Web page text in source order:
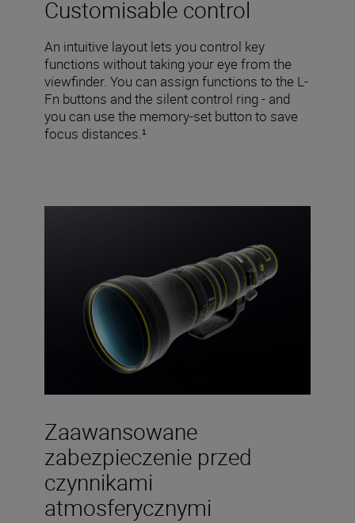
Customisable control
An intuitive layout lets you control key
functions without taking your eye from the
viewfinder. You can assign functions to the L-
Fn buttons and the silent control ring - and
you can use the memory-set button to save
focus distances.¹
Zaawansowane
zabezpieczenie przed
czynnikami
atmosferycznymi